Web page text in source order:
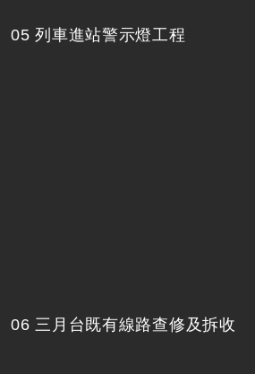
05 列車進站警示燈工程
06 三月台既有線路查修及拆收